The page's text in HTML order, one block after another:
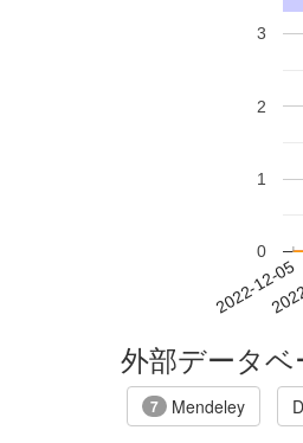
2022-12-05
0
1
2
3
外部データ
7 Mendeley